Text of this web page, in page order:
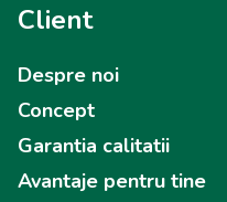
Client
Despre noi
Concept
Garantia calitatii
Avantaje pentru tine